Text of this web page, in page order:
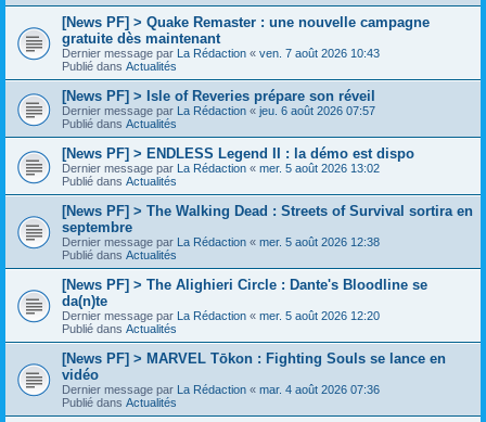
[News PF] > Quake Remaster : une nouvelle campagne
gratuite dès maintenant
Dernier message par La Rédaction « ven. 7 août 2026 10:43
Publié dans Actualités
[News PF] > Isle of Reveries prépare son réveil
Dernier message par La Rédaction « jeu. 6 août 2026 07:57
Publié dans Actualités
[News PF] > ENDLESS Legend II : la démo est dispo
Dernier message par La Rédaction « mer. 5 août 2026 13:02
Publié dans Actualités
[News PF] > The Walking Dead : Streets of Survival sortira en
septembre
Dernier message par La Rédaction « mer. 5 août 2026 12:38
Publié dans Actualités
[News PF] > The Alighieri Circle : Dante's Bloodline se
da(n)te
Dernier message par La Rédaction « mer. 5 août 2026 12:20
Publié dans Actualités
[News PF] > MARVEL Tōkon : Fighting Souls se lance en
vidéo
Dernier message par La Rédaction « mar. 4 août 2026 07:36
Publié dans Actualités